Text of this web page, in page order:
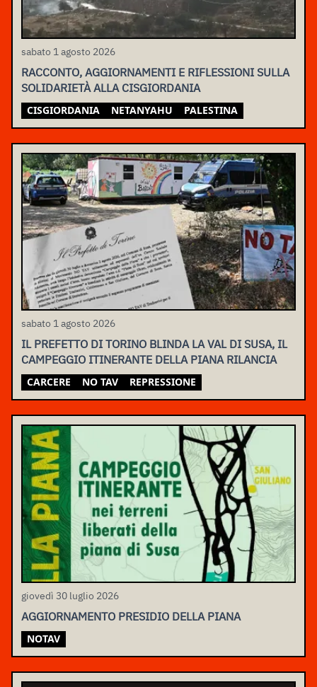
sabato 1 agosto 2026
RACCONTO, AGGIORNAMENTI E RIFLESSIONI SULLA
SOLIDARIETÀ ALLA CISGIORDANIA
CISGIORDANIA NETANYAHU PALESTINA
sabato 1 agosto 2026
IL PREFETTO DI TORINO BLINDA LA VAL DI SUSA, IL
CAMPEGGIO ITINERANTE DELLA PIANA RILANCIA
CARCERE NO TAV REPRESSIONE
giovedì 30 luglio 2026
AGGIORNAMENTO PRESIDIO DELLA PIANA
NOTAV